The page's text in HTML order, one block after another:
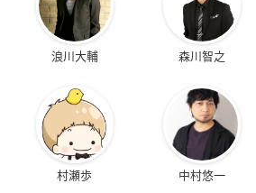
浪川大輔 森川智之
村瀬歩 中村悠一